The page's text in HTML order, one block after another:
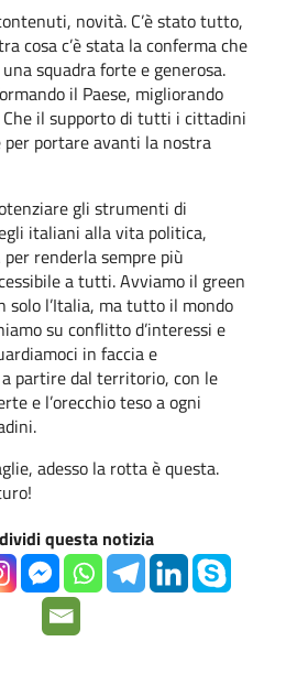
novità. C’è stato tutto,
cosa c’è stata la conferma che
squadra forte e generosa.
il Paese, migliorando
Che il supporto di tutti i cittadini
portare avanti la nostra
gli strumenti di
italiani alla vita politica,
renderla sempre più
a tutti. Avviamo il green
solo l’Italia, ma tutto il mondo
su conflitto d’interessi e
in faccia e
partire dal territorio, con le
e l’orecchio teso a ogni
adesso la rotta è questa.
questa notizia